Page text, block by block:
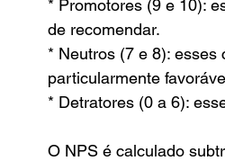
* Promotores (9 e 10):
de recomendar.
* Neutros (7 e 8):
particularmente
* Detratores (0 a 6):
O NPS é calculado